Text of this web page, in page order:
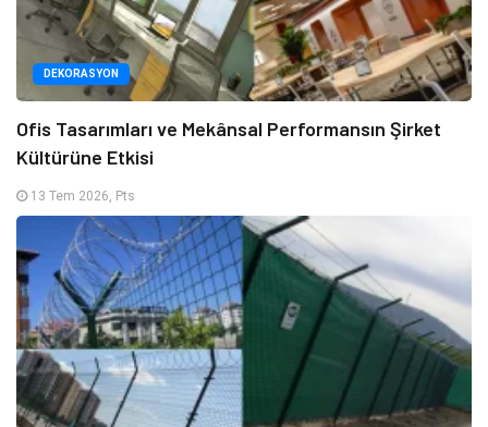
DEKORASYON
Ofis Tasarımları ve Mekânsal Performansın Şirket
Kültürüne Etkisi
13 Tem 2026, Pts